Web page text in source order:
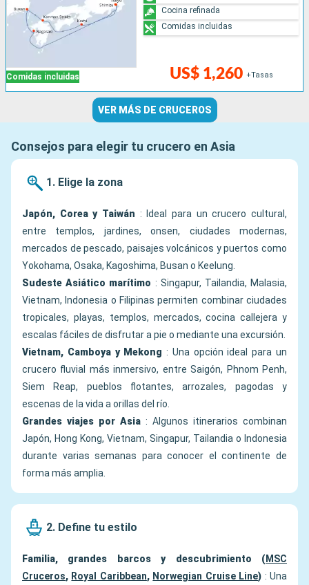
Comidas incluidas US$ 1,260 +Tasas
Cocina refinada
Comidas incluidas
VER MÁS DE CRUCEROS
Consejos para elegir tu crucero en Asia
1. Elige la zona
Japón, Corea y Taiwán : Ideal para un crucero cultural,
entre templos, jardines, onsen, ciudades modernas,
mercados de pescado, paisajes volcánicos y puertos como
Yokohama, Osaka, Kagoshima, Busan o Keelung.
Sudeste Asiático marítimo : Singapur, Tailandia, Malasia,
Vietnam, Indonesia o Filipinas permiten combinar ciudades
tropicales, playas, templos, mercados, cocina callejera y
escalas fáciles de disfrutar a pie o mediante una excursión.
Vietnam, Camboya y Mekong : Una opción ideal para un
crucero fluvial más inmersivo, entre Saigón, Phnom Penh,
Siem Reap, pueblos flotantes, arrozales, pagodas y
escenas de la vida a orillas del río.
Grandes viajes por Asia : Algunos itinerarios combinan
Japón, Hong Kong, Vietnam, Singapur, Tailandia o Indonesia
durante varias semanas para conocer el continente de
forma más amplia.
2. Define tu estilo
Familia, grandes barcos y descubrimiento (MSC
Cruceros, Royal Caribbean, Norwegian Cruise Line) : Una